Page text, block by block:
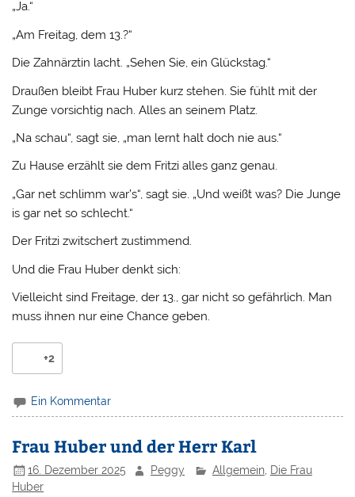
„Ja.“
„Am Freitag, dem 13.?“
Die Zahnärztin lacht. „Sehen Sie, ein Glückstag.“
Draußen bleibt Frau Huber kurz stehen. Sie fühlt mit der
Zunge vorsichtig nach. Alles an seinem Platz.
„Na schau“, sagt sie, „man lernt halt doch nie aus.“
Zu Hause erzählt sie dem Fritzi alles ganz genau.
„Gar net schlimm war’s“, sagt sie. „Und weißt was? Die Junge
is gar net so schlecht.“
Der Fritzi zwitschert zustimmend.
Und die Frau Huber denkt sich:
Vielleicht sind Freitage, der 13., gar nicht so gefährlich. Man
muss ihnen nur eine Chance geben.
+2
Ein Kommentar
Frau Huber und der Herr Karl
16. Dezember 2025 Peggy Allgemein, Die Frau
Huber